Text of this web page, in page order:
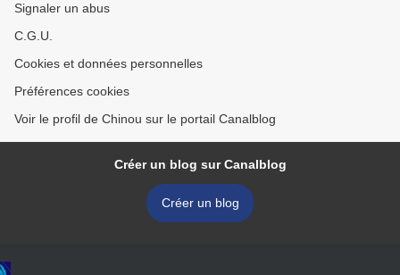
Signaler un abus
C.G.U.
Cookies et données personnelles
Préférences cookies
Voir le profil de Chinou sur le portail Canalblog
Créer un blog sur Canalblog
Créer un blog